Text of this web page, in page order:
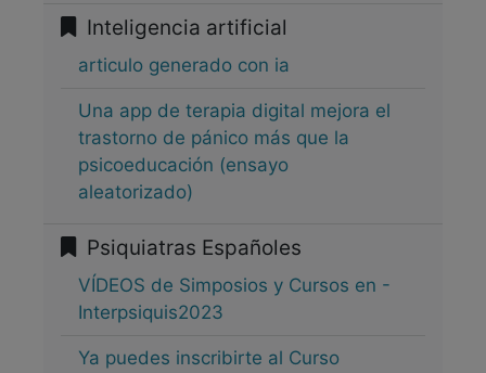
Inteligencia artificial
articulo generado con ia
Una app de terapia digital mejora el
trastorno de pánico más que la
psicoeducación (ensayo
aleatorizado)
Psiquiatras Españoles
VÍDEOS de Simposios y Cursos en -
Interpsiquis2023
Ya puedes inscribirte al Curso